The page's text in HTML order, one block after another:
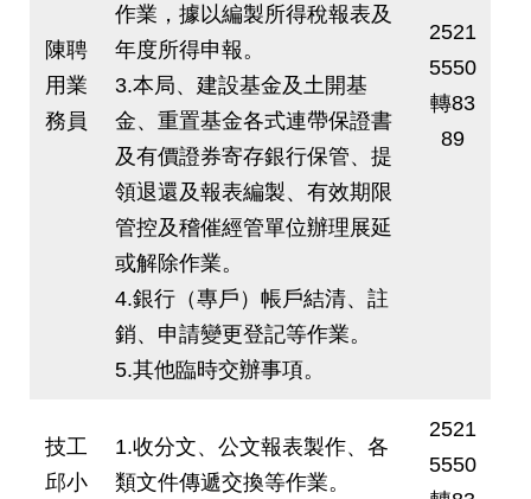
陳聘
用業
務員
作業，據以編製所得稅報表及
年度所得申報。
3.本局、建設基金及土開基
金、重置基金各式連帶保證書
及有價證券寄存銀行保管、提
領退還及報表編製、有效期限
管控及稽催經管單位辦理展延
或解除作業。
4.銀行（專戶）帳戶結清、註
銷、申請變更登記等作業。
5.其他臨時交辦事項。
2521
5550
轉83
89
技工
邱小
1.收分文、公文報表製作、各
類文件傳遞交換等作業。
2521
5550